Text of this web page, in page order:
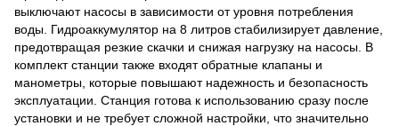
выключают насосы в зависимости от уровня потребления
воды. Гидроаккумулятор на 8 литров стабилизирует давление,
предотвращая резкие скачки и снижая нагрузку на насосы. В
комплект станции также входят обратные клапаны и
манометры, которые повышают надежность и безопасность
эксплуатации. Станция готова к использованию сразу после
установки и не требует сложной настройки, что значительно